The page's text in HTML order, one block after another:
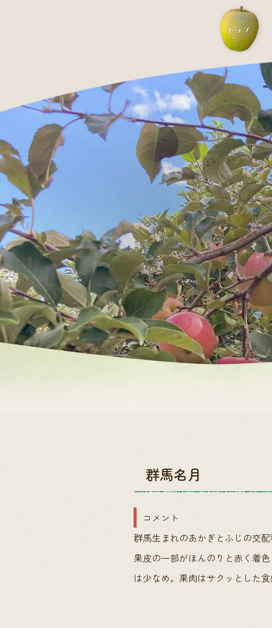
群馬名月
コメント
群馬生まれのあかぎとふじの交
果皮の一部がほんのりと赤く着
は少なめ。果肉はサクッとした